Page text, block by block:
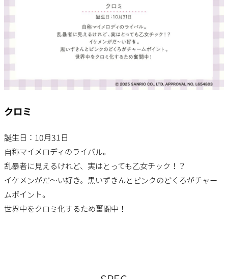
クロミ
誕生日：10月31日
自称マイメロディのライバル。
乱暴者に見えるけれど、実はとっても乙女チック！？
イケメンがだ〜い好き。黒いずきんとピンクのどくろがチャー
ムポイント。
世界中をクロミ化するため奮闘中！